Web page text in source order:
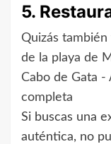
5.
Quizás
de la playa de
Cabo de Gata -
completa
Si buscas una
auténtica, no